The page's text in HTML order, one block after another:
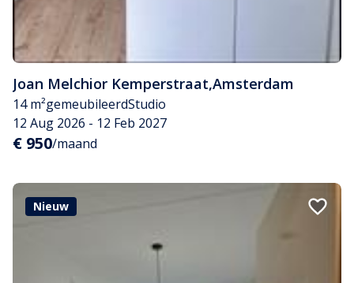
Joan Melchior Kemperstraat,Amsterdam
14 m²gemeubileerdStudio
12 Aug 2026 - 12 Feb 2027
€ 950/maand
Nieuw